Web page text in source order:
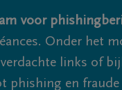
voor
Onder het
links of
phishing en